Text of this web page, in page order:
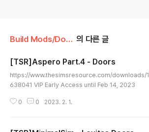
Build Mods/Door 의 다른 글
[TSR]Aspero Part.4 - Doors
https://www.thesimsresource.com/downloads/1
638041 VIP Early Access until Feb 14, 2023
0 0 2023. 2. 1.